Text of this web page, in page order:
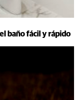
baño fácil y rápido